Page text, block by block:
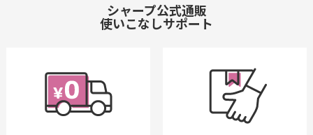
シャープ公式通販
使いこなしサポート